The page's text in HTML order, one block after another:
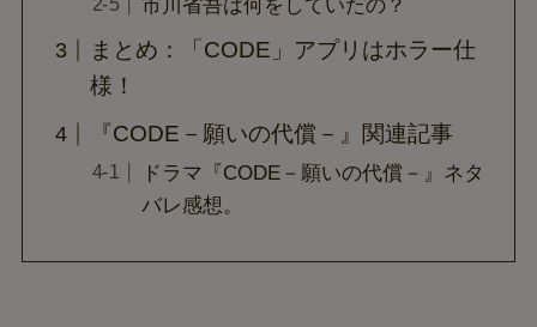
市川省吾は何をしていたの？
まとめ：「CODE」アプリはホラー仕
様！
『CODE－願いの代償－』関連記事
ドラマ『CODE－願いの代償－』ネタ
バレ感想。